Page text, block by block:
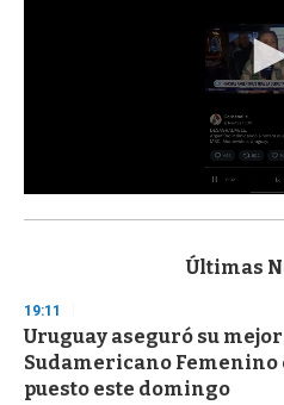
s
d
s
o
f
3
Últimas
19:11
Uruguay aseguró su
Sudamericano
puesto este domingo